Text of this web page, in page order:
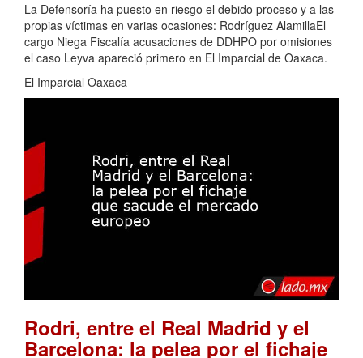
La Defensoría ha puesto en riesgo el debido proceso y a las
propias víctimas en varias ocasiones: Rodríguez AlamillaEl
cargo Niega Fiscalía acusaciones de DDHPO por omisiones
el caso Leyva apareció primero en El Imparcial de Oaxaca.
El Imparcial Oaxaca
Rodri, entre el Real Madrid y el
Barcelona: la pelea por el fichaje